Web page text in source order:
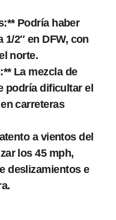
Podría haber
2″ en DFW, con
norte.
La mezcla de
podría dificultar el
carreteras
a vientos del
los 45 mph,
deslizamientos e